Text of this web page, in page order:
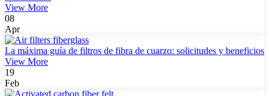
View More
08
Apr
La máxima guía de filtros de fibra de cuarzo: solicitudes y beneficios
View More
19
Feb